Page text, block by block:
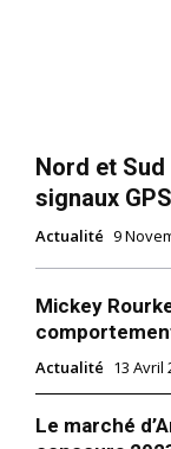
Nord et
signaux
Actualité 9
Mickey
Actualité 13 Avril
Le marché